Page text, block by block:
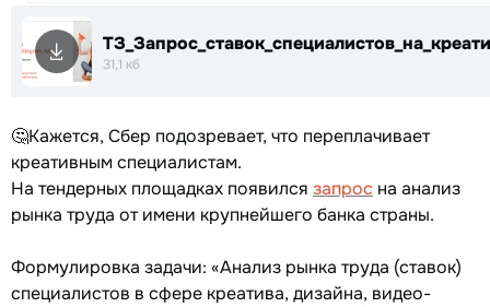
31,1 кб
🤔Кажется, Сбер подозревает, что переплачивает
креативным специалистам.
На тендерных площадках появился запрос на анализ
рынка труда от имени крупнейшего банка страны.
Формулировка задачи: «Анализ рынка труда (ставок)
специалистов в сфере креатива, дизайна, видео-